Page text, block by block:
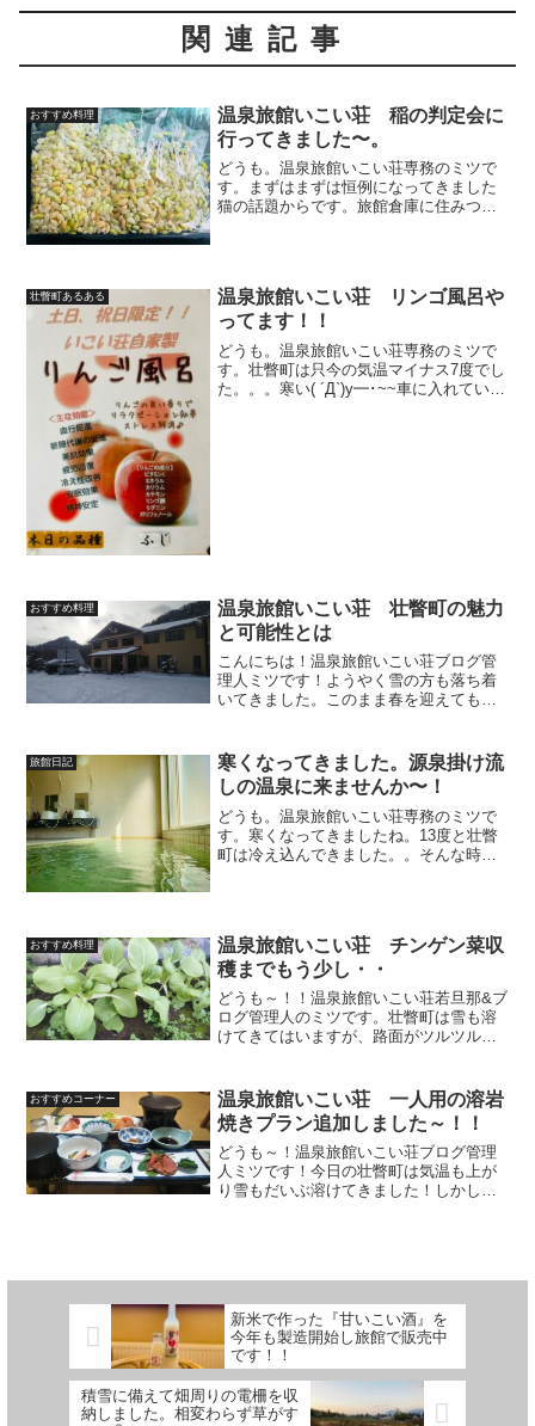
関連記事
おすすめ料理
温泉旅館いこい荘 稲の判定会に
行ってきました〜。
どうも。温泉旅館いこい荘専務のミツで
す。まずはまずは恒例になってきました
猫の話題からです。旅館倉庫に住みつい
一緒にいる所を見たことが...
壮瞥町あるある
温泉旅館いこい荘 リンゴ風呂や
ってます！！
どうも。温泉旅館いこい荘専務のミツで
す。壮瞥町は只今の気温マイナス7度でし
た。。。寒い( ´Д`)y━･~~車に入れていた
おすすめ料理
温泉旅館いこい荘 壮瞥町の魅力
と可能性とは
こんにちは！温泉旅館いこい荘ブログ管
理人ミツです！ようやく雪の方も落ち着
いてきました。このまま春を迎えてもら
の一大イベントである昭和新山雪合戦が
新型コロナの影響もあり中...
旅館日記
寒くなってきました。源泉掛け流
しの温泉に来ませんか〜！
どうも。温泉旅館いこい荘専務のミツで
す。寒くなってきましたね。13度と壮瞥
町は冷え込んできました。。そんな時は
おすすめ料理
温泉旅館いこい荘 チンゲン菜収
穫までもう少し・・
どうも～！！温泉旅館いこい荘若旦那&ブ
ログ管理人のミツです。壮瞥町は雪も溶
けてきてはいますが、路面がツルツルに
イベントの昭和新山国際雪合戦も今年は
中止になってしまいまし...
おすすめコーナー
温泉旅館いこい荘 一人用の溶岩
焼きプラン追加しました～！！
どうも～！温泉旅館いこい荘ブログ管理
人ミツです！今日の壮瞥町は気温も上が
り雪もだいぶ溶けてきました！しかし、
新米で作った『甘いこい酒』を
今年も製造開始し旅館で販売中
です！！
積雪に備えて畑周りの電柵を収
納しました。相変わらず草がす